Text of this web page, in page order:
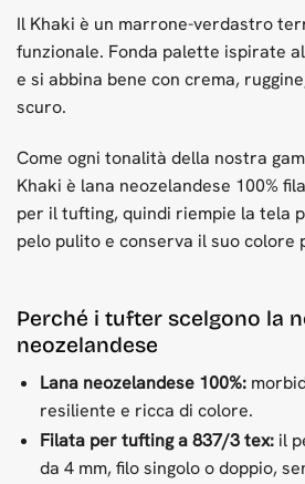
Il Khaki è un marrone-verdastro
funzionale. Fonda palette ispirate
e si abbina bene con crema,
scuro.
Come ogni tonalità della nostra
Khaki è lana neozelandese 100%
per il tufting, quindi riempie la tela
pelo pulito e conserva il suo colore
Perché i tufter scelgono la
neozelandese
Lana neozelandese 100%:
resiliente e ricca di colore.
Filata per tufting a 837/3 tex:il
da 4 mm, filo singolo o doppio,